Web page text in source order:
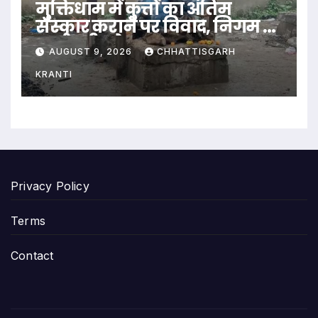
मुक्तिधाम में कुत्तों का अंतिम
संस्कार कराने पर विवाद, निगम ने
कर्मचारी को हटाया
AUGUST 9, 2026 CHHATTISGARH
KRANTI
Privacy Policy
Terms
Contact